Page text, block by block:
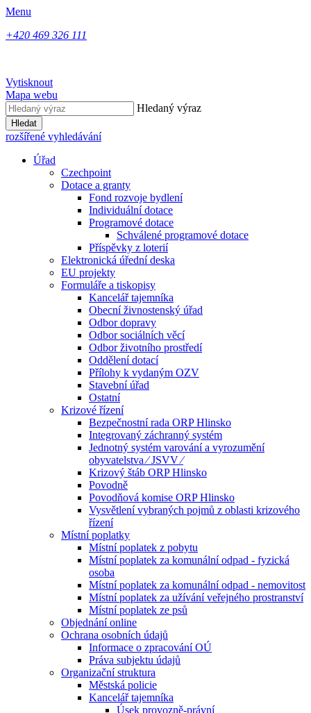
Menu
+420 469 326 111
Vytisknout
Mapa webu
Hledaný výraz
Hledat
rozšířené vyhledávání
Úřad
Czechpoint
Dotace a granty
Fond rozvoje bydlení
Individuální dotace
Programové dotace
Schválené programové dotace
Příspěvky z loterií
Elektronická úřední deska
EU projekty
Formuláře a tiskopisy
Kancelář tajemníka
Obecní živnostenský úřad
Odbor dopravy
Odbor sociálních věcí
Odbor životního prostředí
Oddělení dotací
Přílohy k vydaným OZV
Stavební úřad
Ostatní
Krizové řízení
Bezpečnostní rada ORP Hlinsko
Integrovaný záchranný systém
Jednotný systém varování a vyrozumění
obyvatelstva ⁄ JSVV ⁄
Krizový štáb ORP Hlinsko
Povodně
Povodňová komise ORP Hlinsko
Vysvětlení vybraných pojmů z oblasti krizového
řízení
Místní poplatky
Místní poplatek z pobytu
Místní poplatek za komunální odpad - fyzická
osoba
Místní poplatek za komunální odpad - nemovitost
Místní poplatek za užívání veřejného prostranství
Místní poplatek ze psů
Objednání online
Ochrana osobních údajů
Informace o zpracování OÚ
Práva subjektu údajů
Organizační struktura
Městská policie
Kancelář tajemníka
Úsek provozně-právní